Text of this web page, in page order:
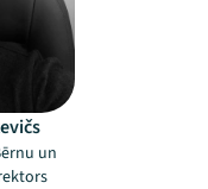
programma
un